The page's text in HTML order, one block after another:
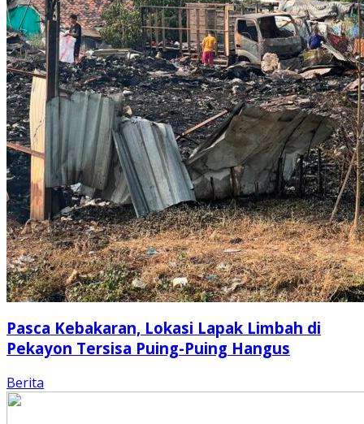
Pasca Kebakaran, Lokasi Lapak Limbah di
Pekayon Tersisa Puing-Puing Hangus
Berita